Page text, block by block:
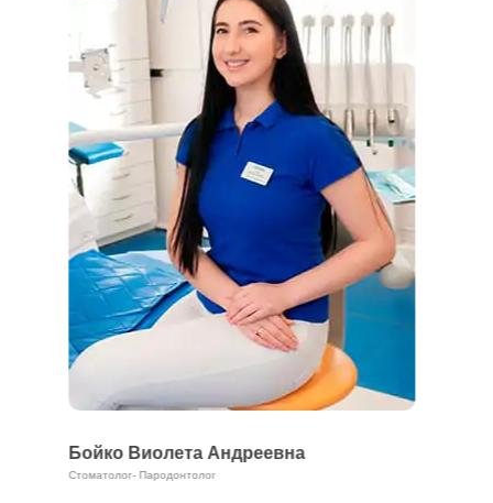
Братусь Роман Романович
Стоматолог-Гнатолог. Стоматолог-Ортопед